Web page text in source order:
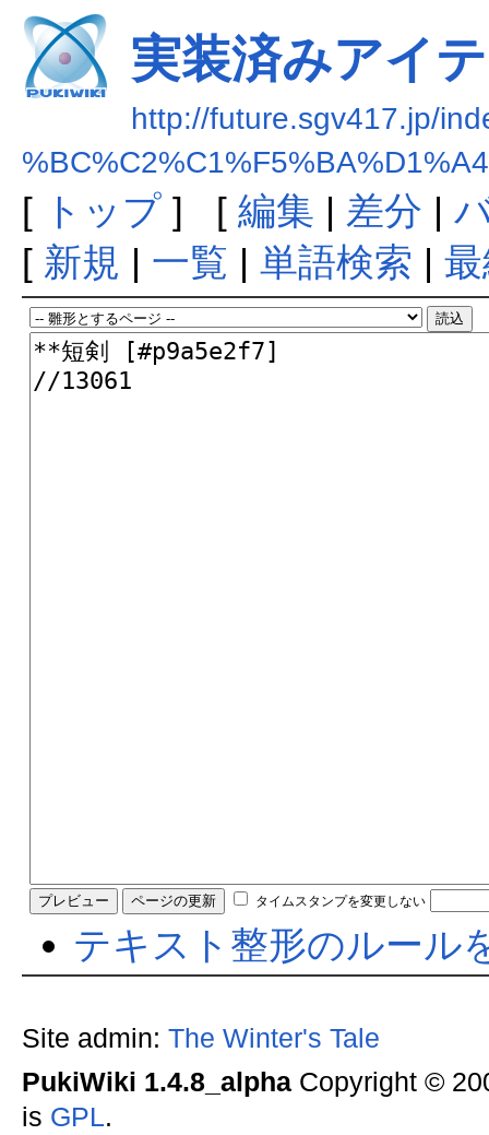
実装済みアイ
http://future.sgv417.jp/
[ トップ] [ 編集 | 差分 |
[ 新規 | 一覧 | 単語検索 |
タイムスタンプを変更しない
テキスト整形のルール
Site admin: The Winter's Tale
PukiWiki 1.4.8_alphaCopyright ©
is GPL.